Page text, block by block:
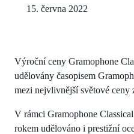
15. června 2022
Výroční ceny Gramophone
udělovány časopisem
mezi nejvlivnější světové ceny
V rámci Gramophone
rokem udělováno i prestižní